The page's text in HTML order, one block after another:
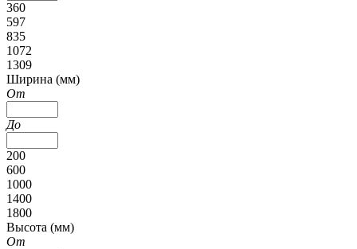
360
597
835
1072
1309
Ширина (мм)
От
До
200
600
1000
1400
1800
Высота (мм)
От